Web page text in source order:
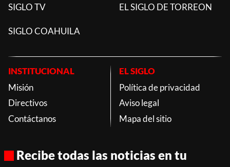
SIGLO TV EL SIGLO DE TORREON
SIGLO COAHUILA
INSTITUCIONAL
Misión
Directivos
Contáctanos
EL SIGLO
Política de privacidad
Aviso legal
Mapa del sitio
Recibe todas las noticias en tu